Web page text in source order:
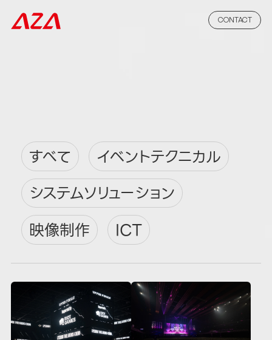
CONTACT
すべて
イベントテクニカル
システムソリューション
映像制作
ICT